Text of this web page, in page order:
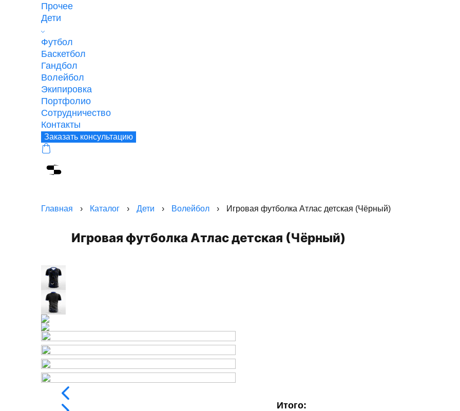
Прочее
Дети
Футбол
Баскетбол
Гандбол
Волейбол
Экипировка
Портфолио
Сотрудничество
Контакты
Заказать консультацию
Главная › Каталог › Дети › Волейбол › Игровая футболка Атлас детская (Чёрный)
Игровая футболка Атлас детская (Чёрный)
Итого: